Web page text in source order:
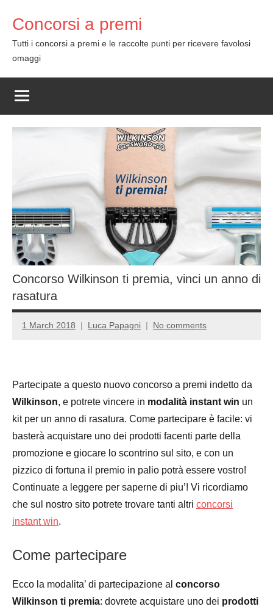
content
Concorsi a premi
Tutti i concorsi a premi e le raccolte punti per ricevere favolosi
omaggi
Concorso Wilkinson ti premia, vinci un anno di
rasatura
1 March 2018 Luca Papagni No comments
Partecipate a questo nuovo concorso a premi indetto da
Wilkinson, e potrete vincere in modalità instant win un
kit per un anno di rasatura. Come partecipare è facile: vi
basterà acquistare uno dei prodotti facenti parte della
promozione e giocare lo scontrino sul sito, e con un
pizzico di fortuna il premio in palio potrà essere vostro!
Continuate a leggere per saperne di piu’! Vi ricordiamo
che sul nostro sito potrete trovare tanti altri concorsi
instant win.
Come partecipare
Ecco la modalita’ di partecipazione al concorso
Wilkinson ti premia: dovrete acquistare uno dei prodotti